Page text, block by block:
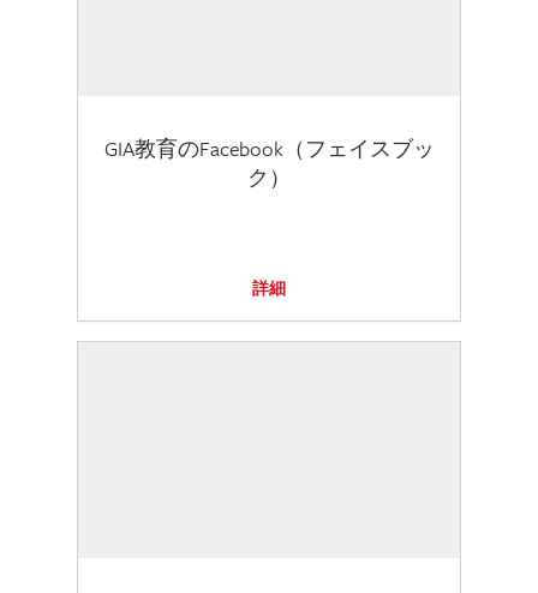
GIA教育のFacebook（フェイスブッ
ク）
詳細